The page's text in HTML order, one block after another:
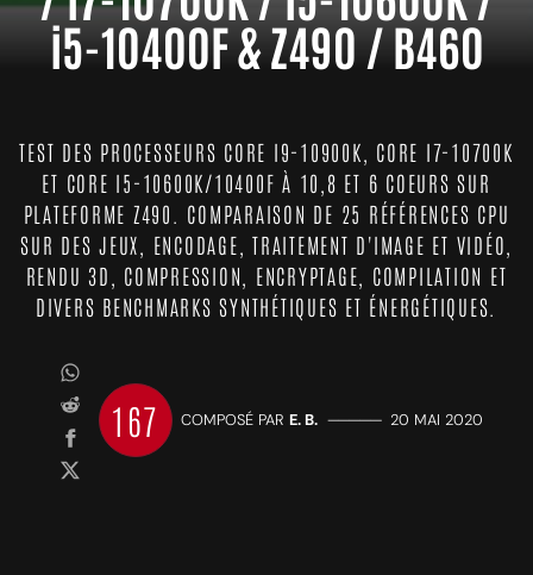
i5-10400F & Z490 / B460
TEST DES PROCESSEURS CORE I9-10900K, CORE I7-10700K
ET CORE I5-10600K/10400F À 10,8 ET 6 COEURS SUR
PLATEFORME Z490. COMPARAISON DE 25 RÉFÉRENCES CPU
SUR DES JEUX, ENCODAGE, TRAITEMENT D'IMAGE ET VIDÉO,
RENDU 3D, COMPRESSION, ENCRYPTAGE, COMPILATION ET
DIVERS BENCHMARKS SYNTHÉTIQUES ET ÉNERGÉTIQUES.
167 COMPOSÉ PAR E. B. ————— 20 MAI 2020